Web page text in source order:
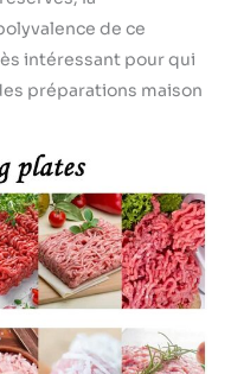
de ce
intéressant pour qui
préparations maison